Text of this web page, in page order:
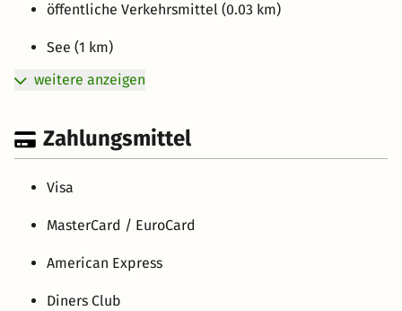
öffentliche Verkehrsmittel (0.03 km)
See (1 km)
weitere anzeigen
Zahlungsmittel
Visa
MasterCard / EuroCard
American Express
Diners Club